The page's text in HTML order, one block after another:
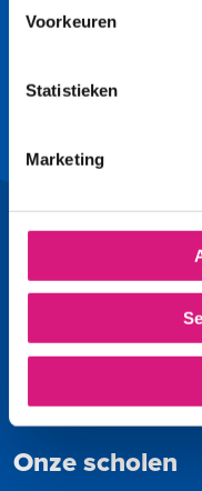
Voorkeuren
Statistieken
Marketing
Snel naar
Kies een
Naar de brugklas
Plein-Online
Meld een fout
Onze scholen